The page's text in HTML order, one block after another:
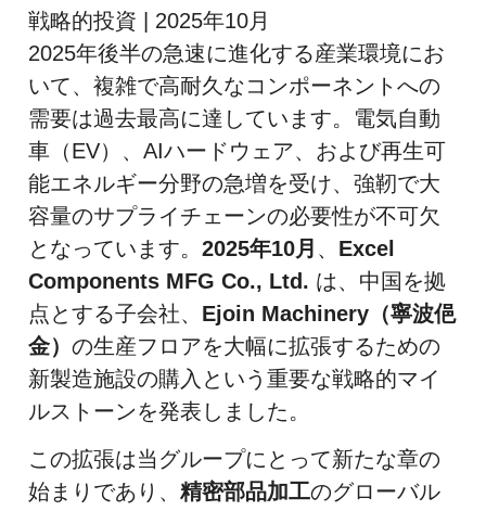
戦略的投資 | 2025年10月
2025年後半の急速に進化する産業環境にお
いて、複雑で高耐久なコンポーネントへの
需要は過去最高に達しています。電気自動
車（EV）、AIハードウェア、および再生可
能エネルギー分野の急増を受け、強靭で大
容量のサプライチェーンの必要性が不可欠
となっています。 2025年10月 、 Excel
Components MFG Co., Ltd. は、中国を拠
点とする子会社、 Ejoin Machinery（寧波俋
金） の生産フロアを大幅に拡張するための
新製造施設の購入という重要な戦略的マイ
ルストーンを発表しました。
この拡張は当グループにとって新たな章の
始まりであり、 精密部品加工のグローバル